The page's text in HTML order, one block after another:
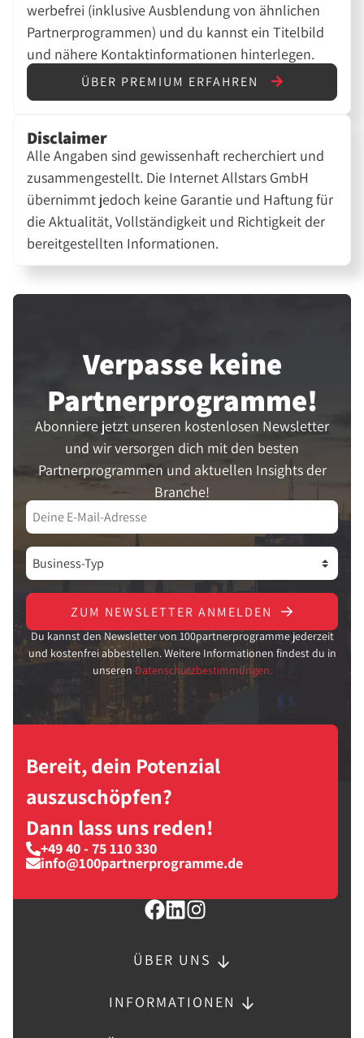
werbefrei (inklusive Ausblendung von ähnlichen
Partnerprogrammen) und du kannst ein Titelbild
und nähere Kontaktinformationen hinterlegen.
ÜBER PREMIUM ERFAHREN
Disclaimer
Alle Angaben sind gewissenhaft recherchiert und
zusammengestellt. Die Internet Allstars GmbH
übernimmt jedoch keine Garantie und Haftung für
die Aktualität, Vollständigkeit und Richtigkeit der
bereitgestellten Informationen.
Verpasse keine
Partner­programme!
Abonniere jetzt unseren kostenlosen Newsletter
und wir versorgen dich mit den besten
Partnerprogrammen und aktuellen Insights der
Branche!
ZUM NEWSLETTER ANMELDEN
Du kannst den Newsletter von 100partnerprogramme jederzeit
und kostenfrei abbestellen. Weitere Informationen findest du in
unseren Datenschutzbestimmungen.
Bereit, dein Potenzial
auszuschöpfen?
Dann lass uns reden!
+49 40 - 75 110 330
info@100partnerprogramme.de
ÜBER UNS
INFORMATIONEN